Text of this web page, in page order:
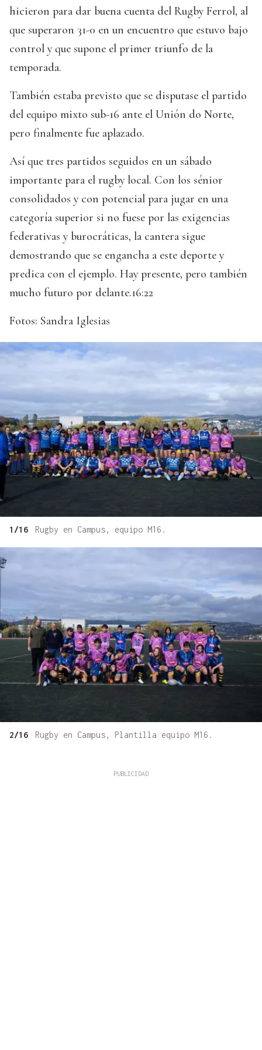
hicieron para dar buena cuenta del Rugby Ferrol, al
que superaron 31-0 en un encuentro que estuvo bajo
control y que supone el primer triunfo de la
temporada.
También estaba previsto que se disputase el partido
del equipo mixto sub-16 ante el Unión do Norte,
pero finalmente fue aplazado.
Así que tres partidos seguidos en un sábado
importante para el rugby local. Con los sénior
consolidados y con potencial para jugar en una
categoría superior si no fuese por las exigencias
federativas y burocráticas, la cantera sigue
demostrando que se engancha a este deporte y
predica con el ejemplo. Hay presente, pero también
mucho futuro por delante.16:22
Fotos: Sandra Iglesias
1/16 Rugby en Campus, equipo M16.
2/16 Rugby en Campus, Plantilla equipo M16.